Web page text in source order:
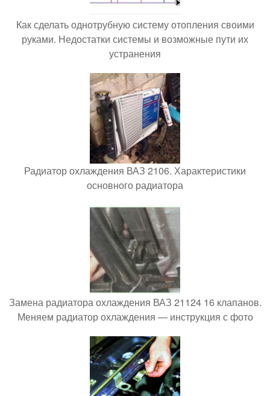
Как сделать однотрубную систему отопления своими
руками. Недостатки системы и возможные пути их
устранения
Радиатор охлаждения ВАЗ 2106. Характеристики
основного радиатора
Замена радиатора охлаждения ВАЗ 21124 16 клапанов.
Меняем радиатор охлаждения — инструкция с фото